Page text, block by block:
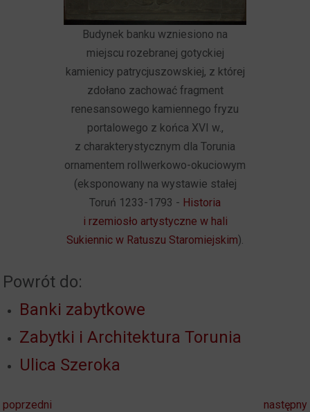
Budynek banku wzniesiono na
miejscu rozebranej gotyckiej
kamienicy patrycjuszowskiej, z której
zdołano zachować fragment
renesansowego kamiennego fryzu
portalowego z końca XVI w.,
z charakterystycznym dla Torunia
ornamentem rollwerkowo-okuciowym
(eksponowany na wystawie stałej
Toruń 1233-1793 - Historia
i rzemiosło artystyczne w hali
Sukiennic w Ratuszu Staromiejskim).
Powrót do:
Banki zabytkowe
Zabytki i Architektura Torunia
Ulica Szeroka
poprzedni następny